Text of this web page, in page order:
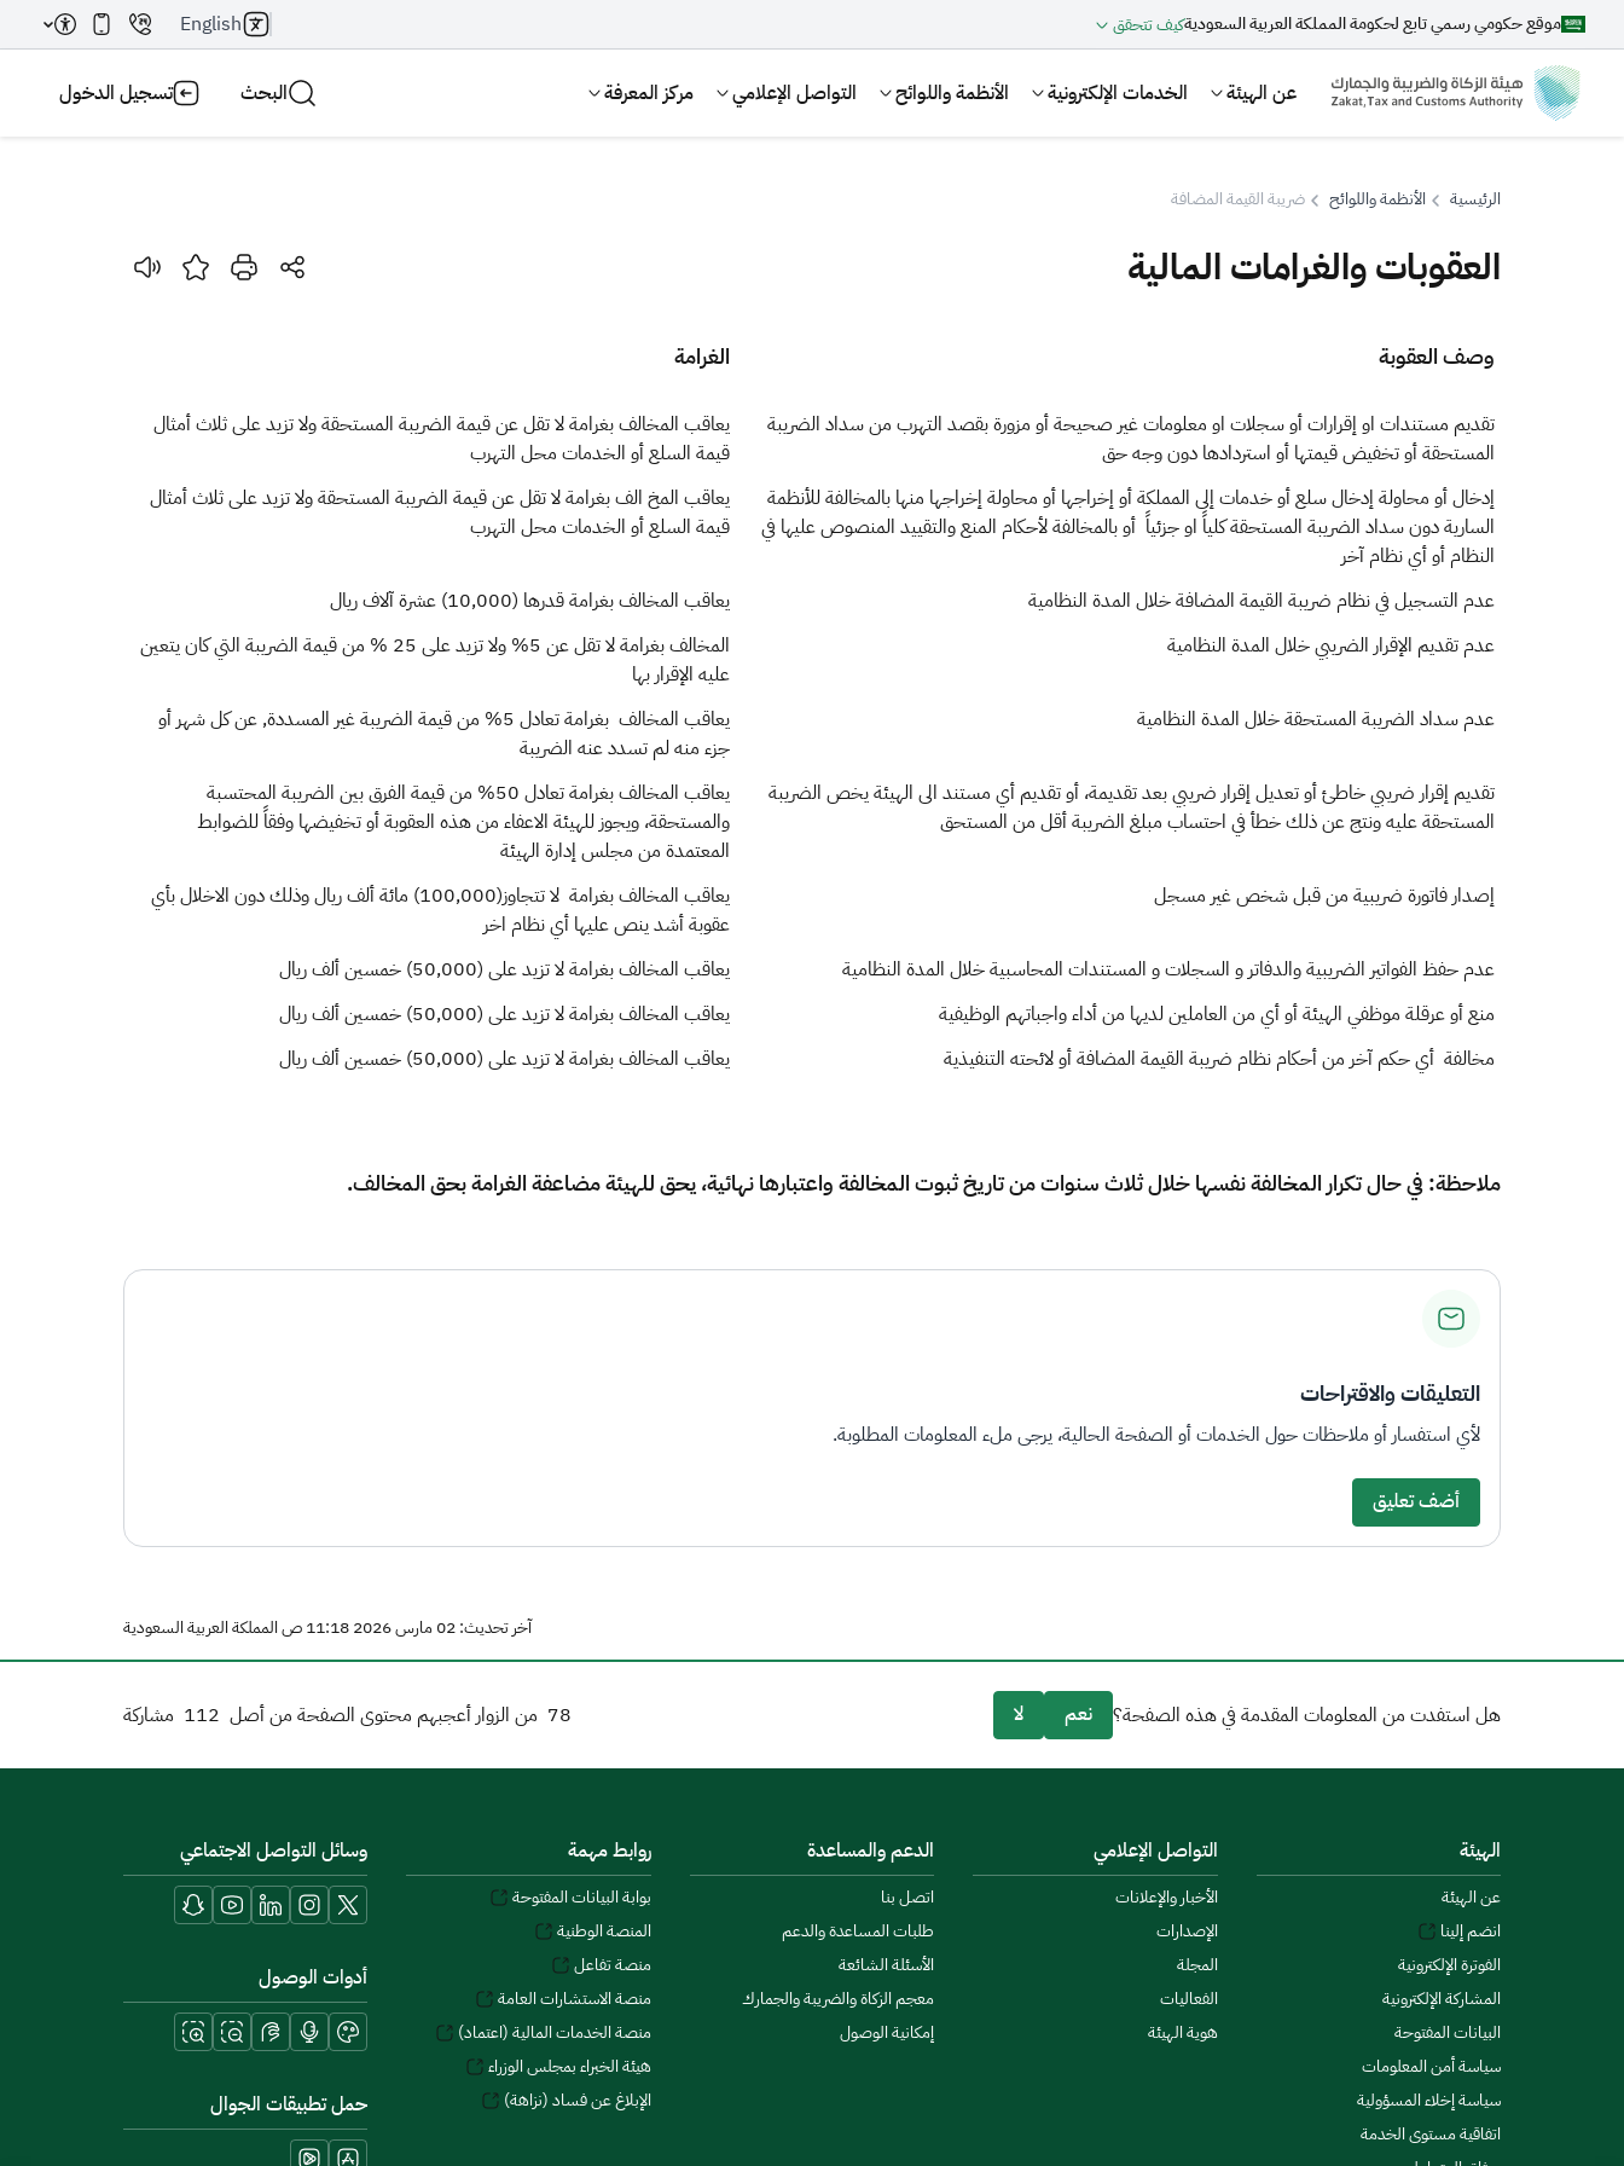
موقع حكومي رسمي تابع لحكومة المملكة العربية السعوديةكيف تتحقق English
عن الهيئة الخدمات الإلكترونية الأنظمة واللوائح التواصل الإعلامي مركز المعرفة البحث تسجيل الدخول
بحث
الزكاة الجمارك ضريبة القيمة المضافة
الرئيسية الأنظمة واللوائح ضريبة القيمة المضافة
العقوبات والغرامات المالية
​​​​وصف العقوبة الغرامة
تقديم مستندات او إقرارات أو سجلات او معلومات غير صحيحة أو مزورة بقصد التهرب من سداد الضريبة
المستحقة أو تخفيض قيمتها أو استردادها دون وجه حق
يعاقب المخالف بغرامة لا تقل عن قيمة الضريبة المستحقة ولا تزيد على ثلاث أمثال
قيمة السلع أو الخدمات محل التهرب
إدخال أو محاولة إدخال سلع أو خدمات إلى المملكة أو إخراجها أو محاولة إخراجها منها بالمخالفة للأنظمة
السارية دون سداد الضريبة المستحقة كلياً او جزئياً أو بالمخالفة لأحكام المنع والتقييد المنصوص عليها في
النظام أو أي نظام آخر
يعاقب المخ الف بغرامة لا تقل عن قيمة الضريبة المستحقة ولا تزيد على ثلاث أمثال
قيمة السلع أو الخدمات محل التهرب
عدم التسجيل في نظام ضريبة القيمة المضافة خلال المدة النظامية
يعاقب المخالف بغرامة قدرها (10,000) عشرة آلاف ريال
عدم تقديم الإقرار الضريبي خلال المدة النظامية
المخالف بغرامة لا تقل عن 5% ولا تزيد على 25 % من قيمة الضريبة التي كان يتعين
عليه الإقرار بها
عدم سداد الضريبة المستحقة خلال المدة النظامية
يعاقب المخالف بغرامة تعادل 5% من قيمة الضريبة غير المسددة, عن كل شهر أو
جزء منه لم تسدد عنه الضريبة
تقديم إقرار ضريبي خاطئ أو تعديل إقرار ضريبي بعد تقديمة، أو تقديم أي مستند الى الهيئة يخص الضريبة
المستحقة عليه ونتج عن ذلك خطأ في احتساب مبلغ الضريبة أقل من المستحق
يعاقب المخالف بغرامة تعادل 50% من قيمة الفرق بين الضريبة المحتسبة
والمستحقة، ويجوز للهيئة الاعفاء من هذه العقوبة أو تخفيضها وفقاً للضوابط
المعتمدة من مجلس إدارة الهيئة
إصدار فاتورة ضريبية من قبل شخص غير مسجل
يعاقب المخالف بغرامة لا تتجاوز(100,000) مائة ألف ريال وذلك دون الاخلال بأي
عقوبة أشد ينص عليها أي نظام اخر
عدم حفظ الفواتير الضريبية والدفاتر و السجلات و المستندات المحاسبية خلال المدة النظامية
يعاقب المخالف بغرامة لا تزيد على (50,000) خمسين ألف ريال
منع أو عرقلة موظفي الهيئة أو أي من العاملين لديها من أداء واجباتهم الوظيفية
يعاقب المخالف بغرامة لا تزيد على (50,000) خمسين ألف ريال
مخالفة أي حكم آخر من أحكام نظام ضريبة القيمة المضافة أو لائحته التنفيذية
يعاقب المخالف بغرامة لا تزيد على (50,000) خمسين ألف ريال
ملاحظة: في حال تكرار المخالفة نفسها خلال ثلاث سنوات من تاريخ ثبوت المخالفة واعتبارها نهائية، يحق للهيئة مضاعفة الغرامة بحق المخالف.
التعليقات والاقتراحات
لأي استفسار أو ملاحظات حول الخدمات أو الصفحة الحالية، يرجى ملء المعلومات المطلوبة.
أضف تعليق
آخر تحديث: 02 مارس 2026 11:18 ص المملكة العربية السعودية
78 من الزوار أعجبهم محتوى الصفحة من أصل 112 مشاركة هل استفدت من المعلومات المقدمة في هذه الصفحة؟ نعم لا
الهيئة
عن الهيئة
انضم إلينا
الفوترة الإلكترونية
المشاركة الإلكترونية
البيانات المفتوحة
سياسة أمن المعلومات
سياسة إخلاء المسؤولية
اتفاقية مستوى الخدمة
التواصل الإعلامي
الأخبار والإعلانات
الإصدارات
المجلة
الفعاليات
هوية الهيئة
الدعم والمساعدة
اتصل بنا
طلبات المساعدة والدعم
الأسئلة الشائعة
معجم الزكاة والضريبة والجمارك
إمكانية الوصول
روابط مهمة
بوابة البيانات المفتوحة
المنصة الوطنية
منصة تفاعل
منصة الاستشارات العامة
منصة الخدمات المالية (اعتماد)
هيئة الخبراء بمجلس الوزراء
الإبلاغ عن فساد (نزاهة)
وسائل التواصل الاجتماعي
أدوات الوصول
حمل تطبيقات الجوال